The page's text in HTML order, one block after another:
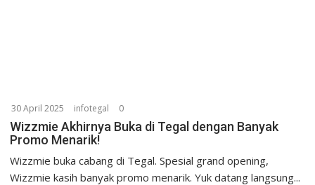
30 April 2025 infotegal 0
Wizzmie Akhirnya Buka di Tegal dengan Banyak
Promo Menarik!
Wizzmie buka cabang di Tegal. Spesial grand opening,
Wizzmie kasih banyak promo menarik. Yuk datang langsung...